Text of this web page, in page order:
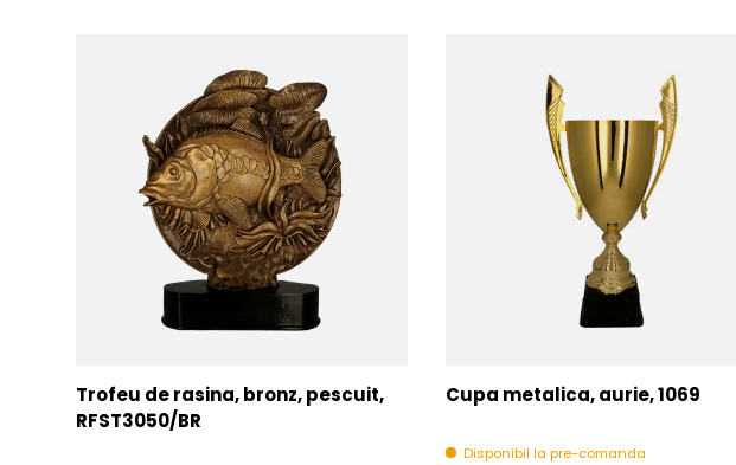
Trofeu de rasina, bronz, pescuit,
RFST3050/BR
Cupa metalica, aurie, 1069
Disponibil la pre-comanda